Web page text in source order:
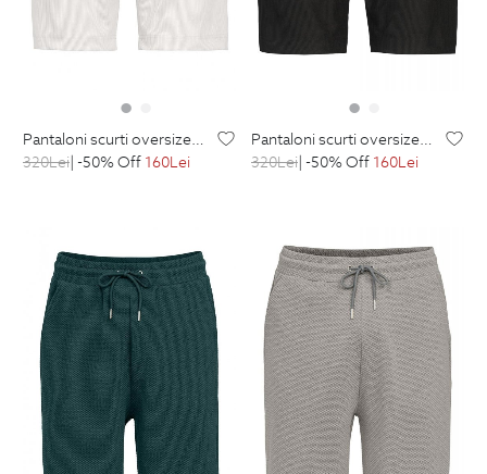
pantaloni scurti oversize albi uni
320Lei | -50% Off 160Lei
pantaloni scurti oversize negri uni
320Lei | -50% Off 160Lei